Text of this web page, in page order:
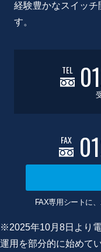
経験豊かなスイッチ
す。
TEL
FAX
FAX専用シートに
※2025年10月8日より
運用を部分的に始めてい